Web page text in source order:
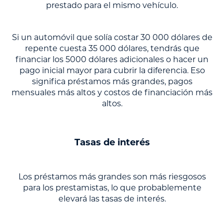
prestado para el mismo vehículo.
Si un automóvil que solía costar 30 000 dólares de
repente cuesta 35 000 dólares, tendrás que
financiar los 5000 dólares adicionales o hacer un
pago inicial mayor para cubrir la diferencia. Eso
significa préstamos más grandes, pagos
mensuales más altos y costos de financiación más
altos.
Tasas de interés
Los préstamos más grandes son más riesgosos
para los prestamistas, lo que probablemente
elevará las tasas de interés.